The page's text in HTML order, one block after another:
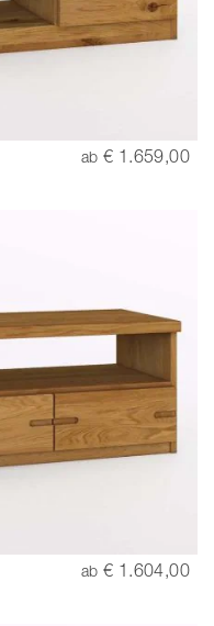
ab € 1.659,00
ab € 1.604,00